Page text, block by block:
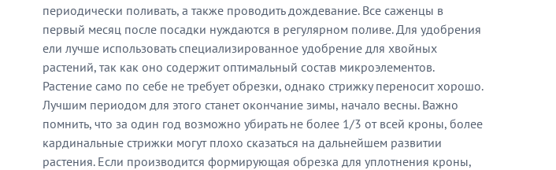
периодически поливать, а также проводить дождевание. Все саженцы в
первый месяц после посадки нуждаются в регулярном поливе. Для удобрения
ели лучше использовать специализированное удобрение для хвойных
растений, так как оно содержит оптимальный состав микроэлементов.
Растение само по себе не требует обрезки, однако стрижку переносит хорошо.
Лучшим периодом для этого станет окончание зимы, начало весны. Важно
помнить, что за один год возможно убирать не более 1/3 от всей кроны, более
кардинальные стрижки могут плохо сказаться на дальнейшем развитии
растения. Если производится формирующая обрезка для уплотнения кроны,